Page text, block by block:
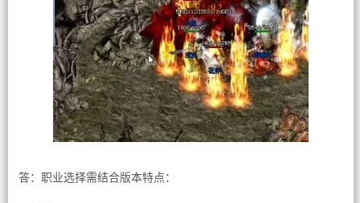
答：职业选择需结合版本特点：